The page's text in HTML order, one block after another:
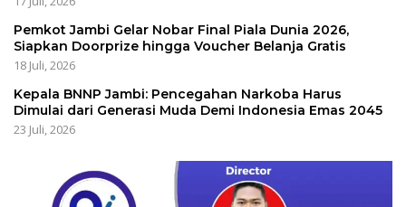
Pemkot Jambi Gelar Nobar Final Piala Dunia 2026,
Siapkan Doorprize hingga Voucher Belanja Gratis
18 Juli, 2026
Kepala BNNP Jambi: Pencegahan Narkoba Harus
Dimulai dari Generasi Muda Demi Indonesia Emas 2045
23 Juli, 2026